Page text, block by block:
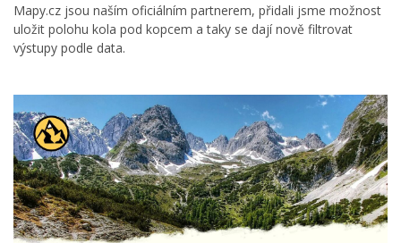
Mapy.cz jsou naším oficiálním partnerem, přidali jsme možnost
uložit polohu kola pod kopcem a taky se dají nově filtrovat
výstupy podle data.